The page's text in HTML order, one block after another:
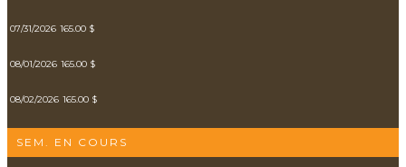
07/31/2026 165.00 $
08/01/2026 165.00 $
08/02/2026 165.00 $
SEM. EN COURS